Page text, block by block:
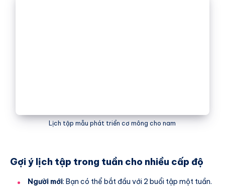
Lịch tập mẫu phát triển cơ mông cho nam
Gợi ý lịch tập trong tuần cho nhiều cấp độ
Người mới: Bạn có thể bắt đầu với 2 buổi tập một tuần.